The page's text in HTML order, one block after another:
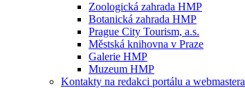
Zoologická zahrada HMP
Botanická zahrada HMP
Prague City Tourism, a.s.
Městská knihovna v Praze
Galerie HMP
Muzeum HMP
Kontakty na redakci portálu a webmastera